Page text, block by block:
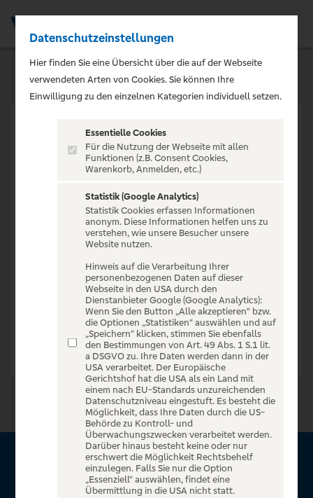
VERANSTALTUNG NICHT
GEFUNDEN
Zur Startseite
Über VR Entertain
Datenschutzeinstellungen
Hier finden Sie eine Übersicht über die auf der Webseite
verwendeten Arten von Cookies. Sie können Ihre
Einwilligung zu den einzelnen Kategorien individuell setzen.
Essentielle Cookies
Für die Nutzung der Webseite mit allen
Funktionen (z.B. Consent Cookies,
Warenkorb, Anmelden, etc.)
Statistik (Google Analytics)
Statistik Cookies erfassen Informationen
anonym. Diese Informationen helfen uns zu
verstehen, wie unsere Besucher unsere
Website nutzen.
Hinweis auf die Verarbeitung Ihrer
personenbezogenen Daten auf dieser
Webseite in den USA durch den
Dienstanbieter Google (Google Analytics):
Wenn Sie den Button „Alle akzeptieren“ bzw.
die Optionen „Statistiken“ auswählen und auf
„Speichern“ klicken, stimmen Sie ebenfalls
den Bestimmungen von Art. 49 Abs. 1 S.1 lit.
a DSGVO zu. Ihre Daten werden dann in der
USA verarbeitet. Der Europäische
Gerichtshof hat die USA als ein Land mit
einem nach EU-Standards unzureichenden
Datenschutzniveau eingestuft. Es besteht die
Möglichkeit, dass Ihre Daten durch die US-
Behörde zu Kontroll- und
Überwachungszwecken verarbeitet werden.
Darüber hinaus besteht keine oder nur
erschwert die Möglichkeit Rechtsbehelf
einzulegen. Falls Sie nur die Option
„Essenziell“ auswählen, findet eine
Übermittlung in die USA nicht statt.